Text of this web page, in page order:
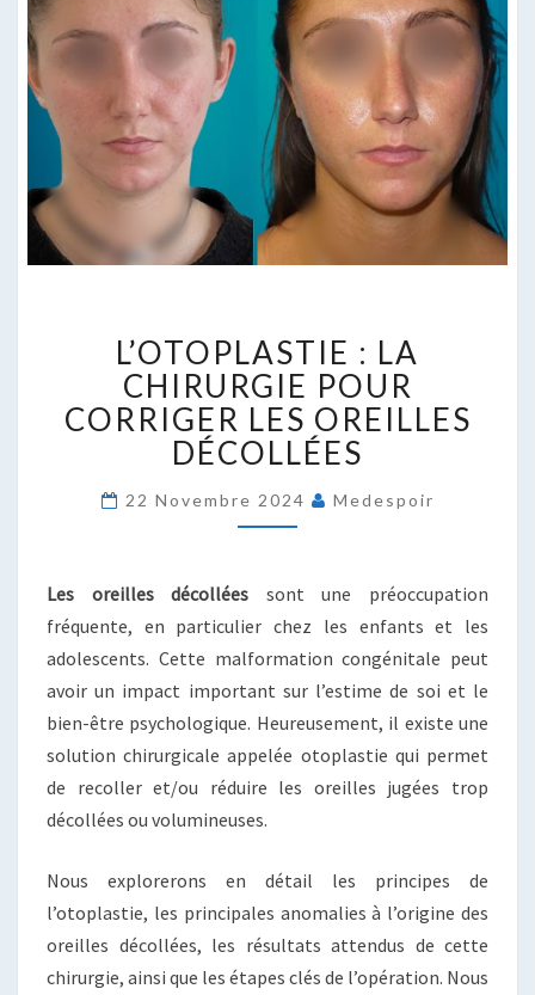
:
LA
CHIRURGIE
POUR
CORRIGER
OREILLES
DÉCOLLÉES
L’OTOPLASTIE : LA
CHIRURGIE POUR
CORRIGER LES OREILLES
DÉCOLLÉES
22 Novembre 2024 Medespoir
Les oreilles décollées sont une préoccupation
fréquente, en particulier chez les enfants et les
adolescents. Cette malformation congénitale peut
avoir un impact important sur l’estime de soi et le
bien-être psychologique. Heureusement, il existe une
solution chirurgicale appelée otoplastie qui permet
de recoller et/ou réduire les oreilles jugées trop
décollées ou volumineuses.
Nous explorerons en détail les principes de
l’otoplastie, les principales anomalies à l’origine des
oreilles décollées, les résultats attendus de cette
chirurgie, ainsi que les étapes clés de l’opération. Nous